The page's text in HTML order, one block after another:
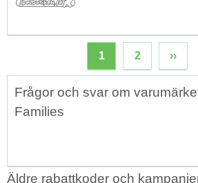
1 2 ››
Frågor och svar om
Families
Äldre rabattkoder och